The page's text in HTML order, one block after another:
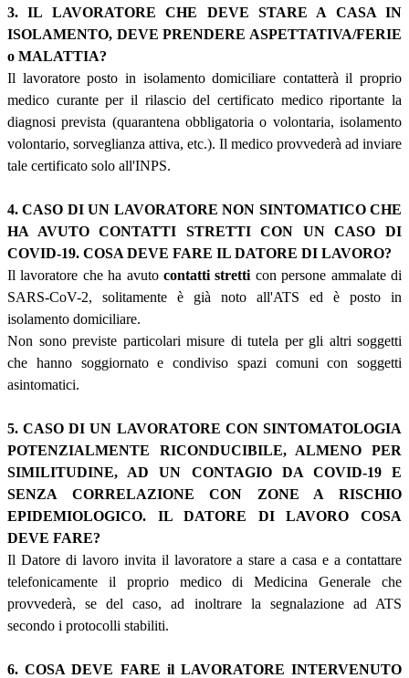
3. IL LAVORATORE CHE DEVE STARE A CASA IN
ISOLAMENTO, DEVE PRENDERE ASPETTATIVA/FERIE
o MALATTIA?
Il lavoratore posto in isolamento domiciliare contatterà il proprio
medico curante per il rilascio del certificato medico riportante la
diagnosi prevista (quarantena obbligatoria o volontaria, isolamento
volontario, sorveglianza attiva, etc.). Il medico provvederà ad inviare
tale certificato solo all'INPS.
4. CASO DI UN LAVORATORE NON SINTOMATICO CHE
HA AVUTO CONTATTI STRETTI CON UN CASO DI
COVID-19. COSA DEVE FARE IL DATORE DI LAVORO?
Il lavoratore che ha avuto contatti stretti con persone ammalate di
SARS-CoV-2, solitamente è già noto all'ATS ed è posto in
isolamento domiciliare.
Non sono previste particolari misure di tutela per gli altri soggetti
che hanno soggiornato e condiviso spazi comuni con soggetti
asintomatici.
5. CASO DI UN LAVORATORE CON SINTOMATOLOGIA
POTENZIALMENTE RICONDUCIBILE, ALMENO PER
SIMILITUDINE, AD UN CONTAGIO DA COVID-19 E
SENZA CORRELAZIONE CON ZONE A RISCHIO
EPIDEMIOLOGICO. IL DATORE DI LAVORO COSA
DEVE FARE?
Il Datore di lavoro invita il lavoratore a stare a casa e a contattare
telefonicamente il proprio medico di Medicina Generale che
provvederà, se del caso, ad inoltrare la segnalazione ad ATS
secondo i protocolli stabiliti.
6. COSA DEVE FARE il LAVORATORE INTERVENUTO